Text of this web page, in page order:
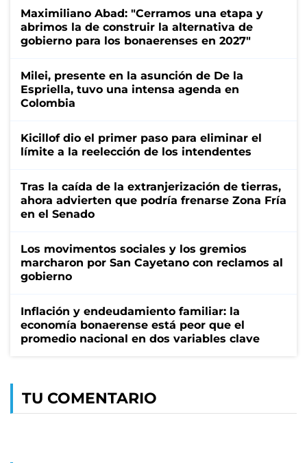
Maximiliano Abad: "Cerramos una etapa y
abrimos la de construir la alternativa de
gobierno para los bonaerenses en 2027"
Milei, presente en la asunción de De la
Espriella, tuvo una intensa agenda en
Colombia
Kicillof dio el primer paso para eliminar el
límite a la reelección de los intendentes
Tras la caída de la extranjerización de tierras,
ahora advierten que podría frenarse Zona Fría
en el Senado
Los movimentos sociales y los gremios
marcharon por San Cayetano con reclamos al
gobierno
Inflación y endeudamiento familiar: la
economía bonaerense está peor que el
promedio nacional en dos variables clave
TU COMENTARIO